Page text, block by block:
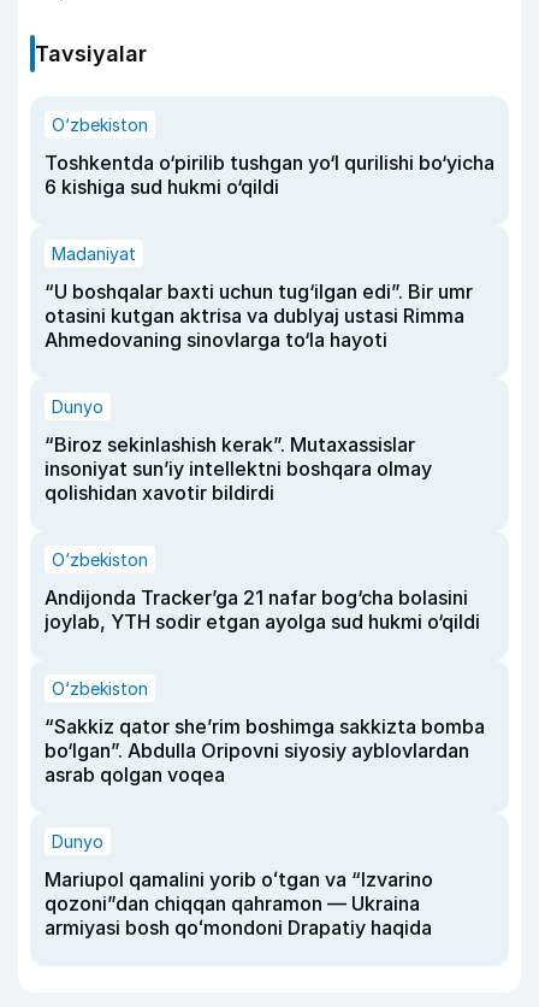
Tavsiyalar
O‘zbekiston
Toshkentda o‘pirilib tushgan yo‘l qurilishi bo‘yicha
6 kishiga sud hukmi o‘qildi
Madaniyat
“U boshqalar baxti uchun tug‘ilgan edi”. Bir umr
otasini kutgan aktrisa va dublyaj ustasi Rimma
Ahmedovaning sinovlarga to‘la hayoti
Dunyo
“Biroz sekinlashish kerak”. Mutaxassislar
insoniyat sun’iy intellektni boshqara olmay
qolishidan xavotir bildirdi
O‘zbekiston
Andijonda Tracker’ga 21 nafar bog‘cha bolasini
joylab, YTH sodir etgan ayolga sud hukmi o‘qildi
O‘zbekiston
“Sakkiz qator she’rim boshimga sakkizta bomba
bo‘lgan”. Abdulla Oripovni siyosiy ayblovlardan
asrab qolgan voqea
Dunyo
Mariupol qamalini yorib oʻtgan va “Izvarino
qozoni”dan chiqqan qahramon — Ukraina
armiyasi bosh qoʻmondoni Drapatiy haqida